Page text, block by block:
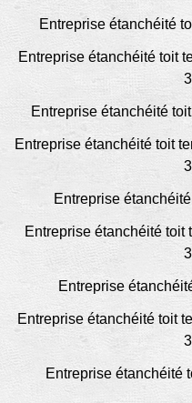
Entreprise étanchéité
Entreprise étanchéité toit
Entreprise étanchéité
Entreprise étanchéité toit
Entreprise
Entreprise étanchéité toit
Entreprise
Entreprise étanchéité toit
Entreprise étanchéité